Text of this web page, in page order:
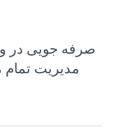
صرفه جویی در
مدیریت تمام